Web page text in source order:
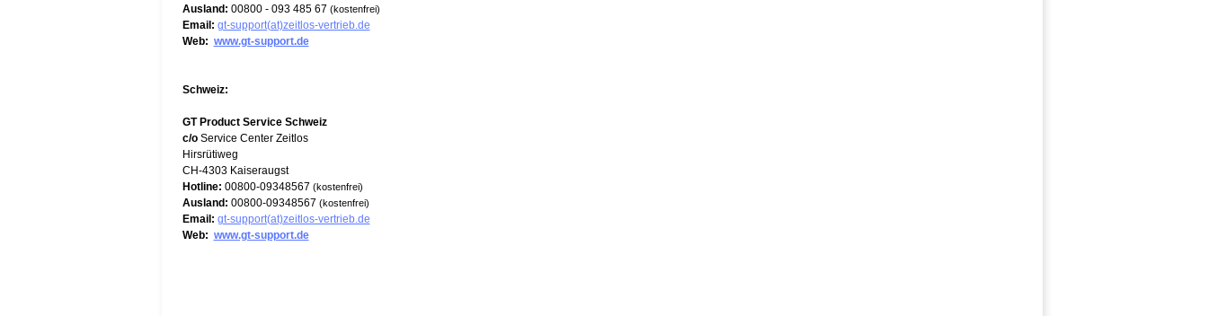
Ausland: 00800 - 093 485 67 (kostenfrei)
Email: gt-support(at)zeitlos-vertrieb.de
Web: www.gt-support.de
Schweiz:
GT Product Service Schweiz
c/oService Center Zeitlos
Hirsrütiweg
CH-4303 Kaiseraugst
Hotline: 00800-09348567 (kostenfrei)
Ausland: 00800-09348567 (kostenfrei)
Email: gt-support(at)zeitlos-vertrieb.de
Web: www.gt-support.de